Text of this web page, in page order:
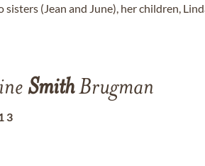
(Jean and June), her children,
SmithBrugman